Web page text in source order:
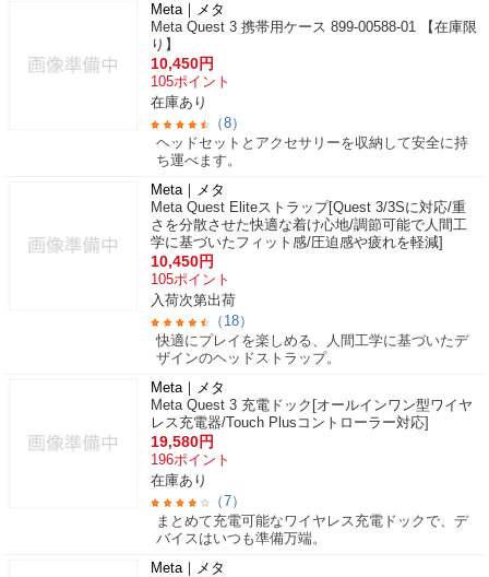
Meta｜メタ
Meta Quest 3 携帯用ケース 899-00588-01 【在庫限
り】
10,450円
105ポイント
在庫あり
（8）
ヘッドセットとアクセサリーを収納して安全に持
ち運べます。
Meta｜メタ
Meta Quest Eliteストラップ[Quest 3/3Sに対応/重
さを分散させた快適な着け心地/調節可能で人間工
学に基づいたフィット感/圧迫感や疲れを軽減]
10,450円
105ポイント
入荷次第出荷
（18）
快適にプレイを楽しめる、人間工学に基づいたデ
ザインのヘッドストラップ。
Meta｜メタ
Meta Quest 3 充電ドック[オールインワン型ワイヤ
レス充電器/Touch Plusコントローラー対応]
19,580円
196ポイント
在庫あり
（7）
まとめて充電可能なワイヤレス充電ドックで、デ
バイスはいつも準備万端。
Meta｜メタ